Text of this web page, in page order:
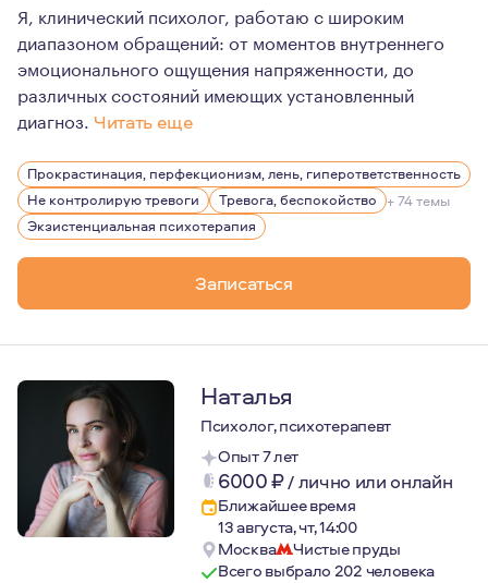
Я, клинический психолог, работаю с широким
диапазоном обращений: от моментов внутреннего
эмоционального ощущения напряженности, до
различных состояний имеющих установленный
диагноз. Читать еще
Работая в клиниках, я занималась дифференциальной
В своей работе, я придерживаюсь принципа
Прокрастинация, перфекционизм, лень, гиперответственность
Не контролирую тревоги
Тревога, беспокойство + 74 темы
Экзистенциальная психотерапия
Записаться
Наталья
Психолог, психотерапевт
Опыт 7 лет
6000₽/лично или онлайн
Ближайшее время
13 августа, чт, 14:00
Москва
Чистые пруды
Всего выбрало 202 человека